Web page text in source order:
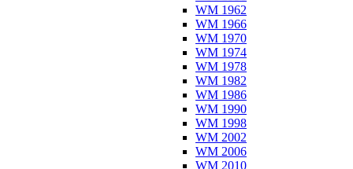
WM 1962
WM 1966
WM 1970
WM 1974
WM 1978
WM 1982
WM 1986
WM 1990
WM 1998
WM 2002
WM 2006
WM 2010